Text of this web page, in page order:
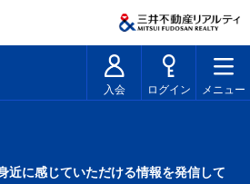
入会 ログイン メニュー
近に感じていただける情報を発信して